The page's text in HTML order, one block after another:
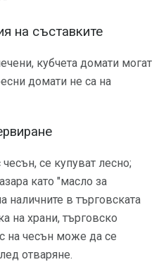
на съставките
кубчета домати могат
домати не са на
се купуват лесно;
като "масло за
наличните в търговската
на храни, търговско
на чесън може да се
отваряне.